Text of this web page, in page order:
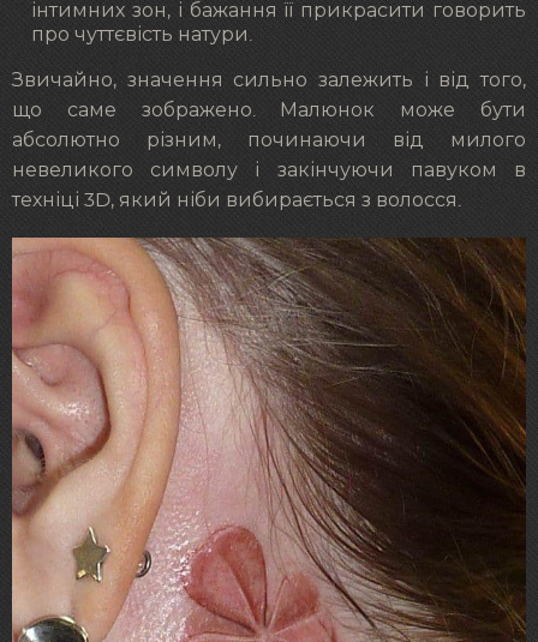
інтимних зон, і бажання її прикрасити говорить
про чуттєвість натури.
Звичайно, значення сильно залежить і від того,
що саме зображено. Малюнок може бути
абсолютно різним, починаючи від милого
невеликого символу і закінчуючи павуком в
техніці 3D, який ніби вибирається з волосся.